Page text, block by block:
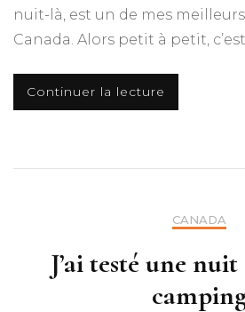
nuit-là, est un de mes
Canada. Alors petit à petit,
Continuer la lecture
CANADA
J’ai testé une